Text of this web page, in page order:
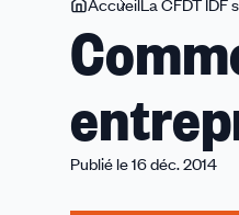
Vous
êtes
ici
AccueilLa CFDT IDF
Publié le 16 déc. 2014